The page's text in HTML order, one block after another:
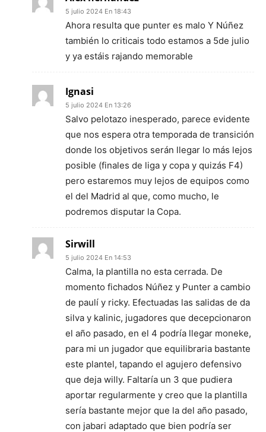
5 julio 2024 En 18:43
Ahora resulta que punter es malo Y Núñez
también lo criticais todo estamos a 5de julio
y ya estáis rajando memorable
Ignasi
5 julio 2024 En 13:26
Salvo pelotazo inesperado, parece evidente
que nos espera otra temporada de transición
donde los objetivos serán llegar lo más lejos
posible (finales de liga y copa y quizás F4)
pero estaremos muy lejos de equipos como
el del Madrid al que, como mucho, le
podremos disputar la Copa.
Sirwill
5 julio 2024 En 14:53
Calma, la plantilla no esta cerrada. De
momento fichados Núñez y Punter a cambio
de paulí y ricky. Efectuadas las salidas de da
silva y kalinic, jugadores que decepcionaron
el año pasado, en el 4 podría llegar moneke,
para mi un jugador que equilibraria bastante
este plantel, tapando el agujero defensivo
que deja willy. Faltaría un 3 que pudiera
aportar regularmente y creo que la plantilla
sería bastante mejor que la del año pasado,
con jabari adaptado que bien podría ser